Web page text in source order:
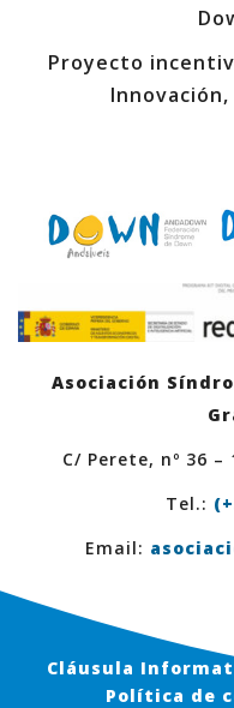
Proyecto
Innovación,
Asociación
C/ Perete, nº 36 –
Tel.:
Email:
Cláusula
Política de